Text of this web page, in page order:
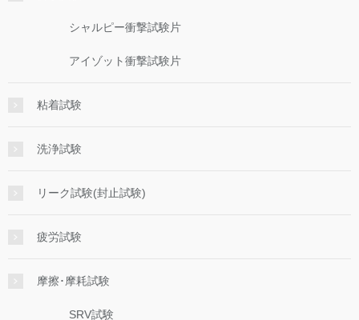
シャルピー衝撃試験片
アイゾット衝撃試験片
粘着試験
洗浄試験
リーク試験(封止試験)
疲労試験
摩擦･摩耗試験
SRV試験